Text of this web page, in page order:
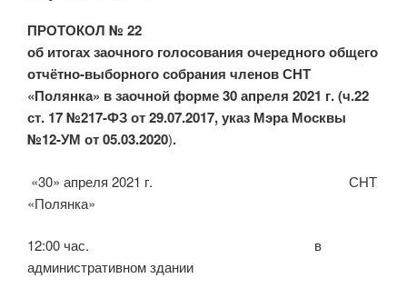
ПРОТОКОЛ № 22
об итогах заочного голосования очередного общего
отчётно-выборного собрания членов СНТ
«Полянка» в заочной форме 30 апреля 2021 г. (ч.22
ст. 17 №217-ФЗ от 29.07.2017, указ Мэра Москвы
№12-УМ от 05.03.2020).
«30» апреля 2021 г. СНТ
«Полянка»
12:00 час. в
административном здании